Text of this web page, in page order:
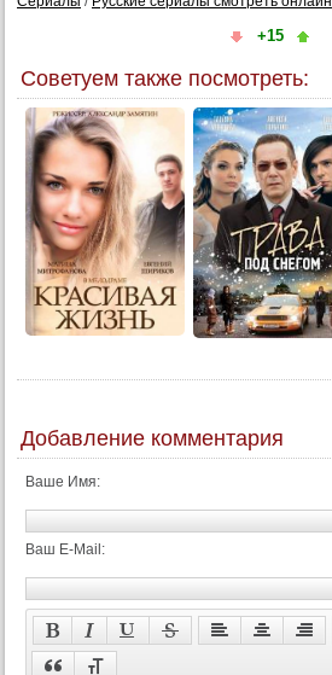
+15
Советуем также посмотреть:
Добавление комментария
Ваше Имя:
Ваш E-Mail: